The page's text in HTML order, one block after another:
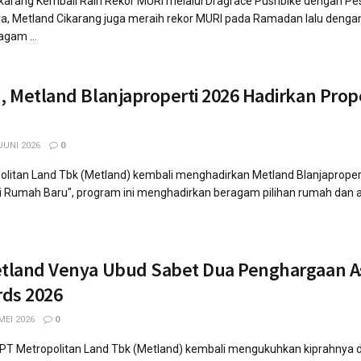
Metland Cikarang juga meraih rekor MURI pada Ramadan lalu
...
Metland Blanjaproperti 2026 Hadirkan
2026 0
Land Tbk (Metland) kembali menghadirkan Metland
Baru", program ini menghadirkan beragam pilihan rumah dan
Venya Ubud Sabet Dua Penghargaan
2026
2026 0
Metropolitan Land Tbk (Metland) kembali mengukuhkan kiprahnya